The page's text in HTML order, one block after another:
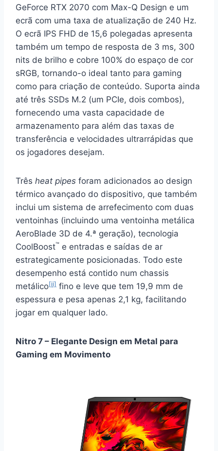
GeForce RTX 2070 com Max-Q Design e um
ecrã com uma taxa de atualização de 240 Hz.
O ecrã IPS FHD de 15,6 polegadas apresenta
também um tempo de resposta de 3 ms, 300
nits de brilho e cobre 100% do espaço de cor
sRGB, tornando-o ideal tanto para gaming
como para criação de conteúdo. Suporta ainda
até três SSDs M.2 (um PCIe, dois combos),
fornecendo uma vasta capacidade de
armazenamento para além das taxas de
transferência e velocidades ultrarrápidas que
os jogadores desejam.
Três heat pipes foram adicionados ao design
térmico avançado do dispositivo, que também
inclui um sistema de arrefecimento com duas
ventoinhas (incluindo uma ventoinha metálica
AeroBlade 3D de 4.ª geração), tecnologia
CoolBoost™ e entradas e saídas de ar
estrategicamente posicionadas. Todo este
desempenho está contido num chassis
metálico[ii] fino e leve que tem 19,9 mm de
espessura e pesa apenas 2,1 kg, facilitando
jogar em qualquer lado.
Nitro 7 – Elegante Design em Metal para
Gaming em Movimento